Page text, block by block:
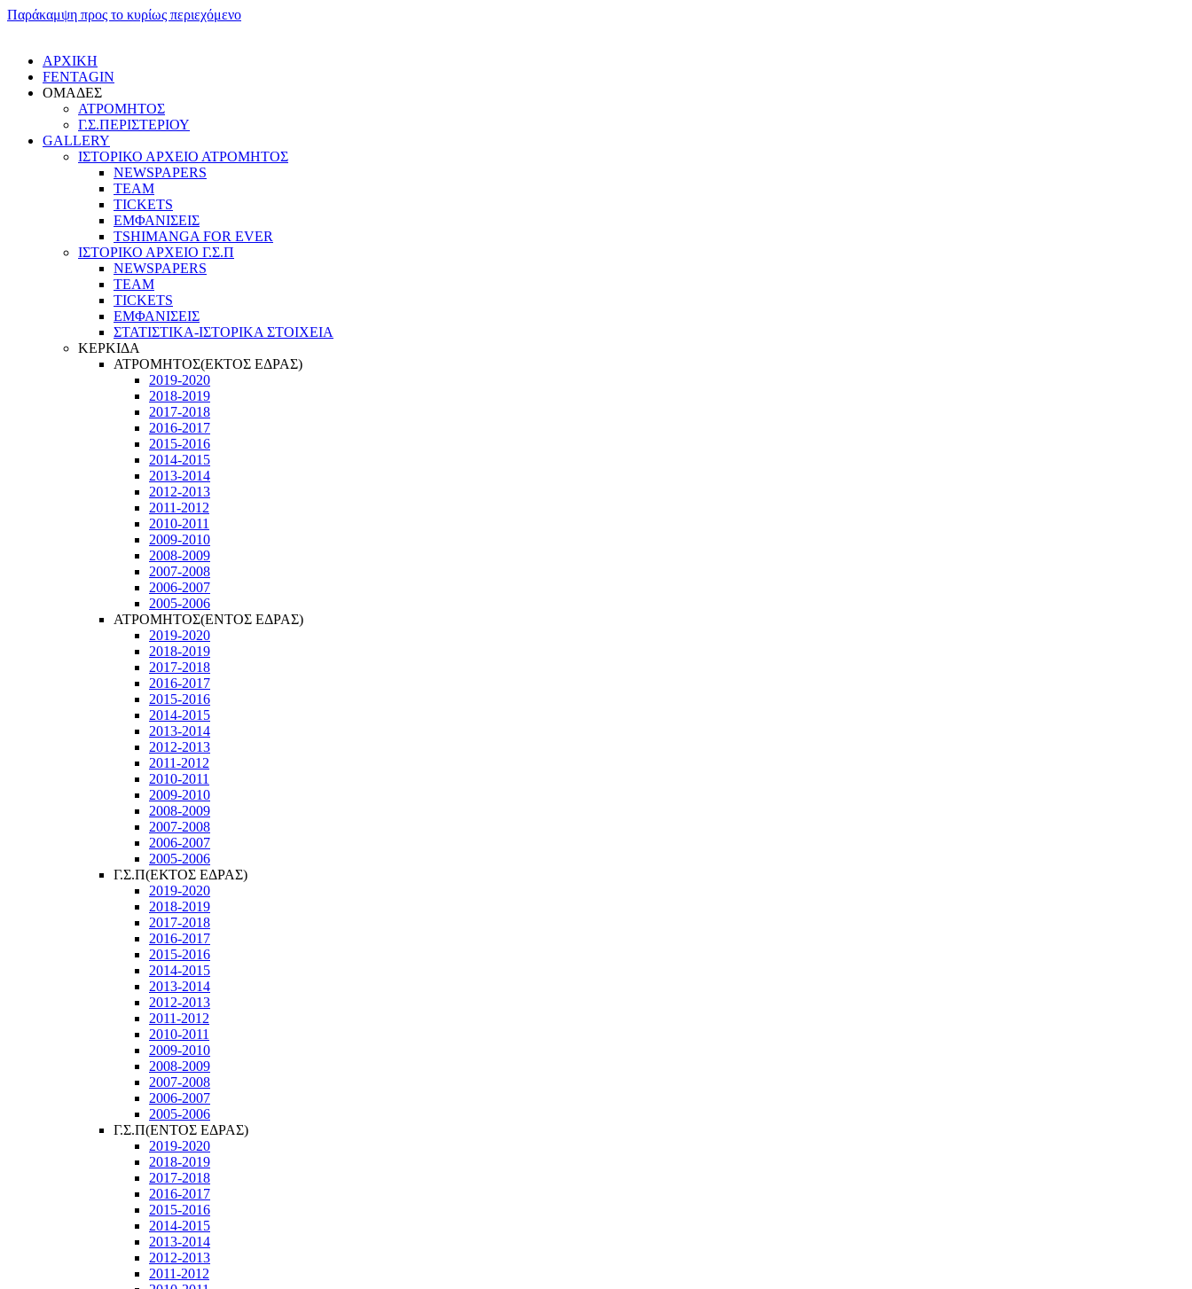
Παράκαμψη προς το κυρίως περιεχόμενο
ΑΡΧΙΚΗ
FENTAGIN
ΟΜΑΔΕΣ
ΑΤΡΟΜΗΤΟΣ
Γ.Σ.ΠEΡΙΣΤΕΡΙΟΥ
GALLERY
ΙΣΤΟΡΙΚΟ ΑΡΧΕΙΟ ΑΤΡΟΜΗΤΟΣ
NEWSPAPERS
TEAM
TICKETS
ΕΜΦΑΝΙΣΕΙΣ
TSHIMANGA FOR EVER
ΙΣΤΟΡΙΚΟ ΑΡΧΕΙΟ Γ.Σ.Π
NEWSPAPERS
TEAM
TICKETS
ΕΜΦΑΝΙΣΕΙΣ
ΣΤΑΤΙΣΤΙΚΑ-ΙΣΤΟΡΙΚΑ ΣΤΟΙΧΕΙΑ
ΚΕΡΚΙΔΑ
ΑΤΡΟΜΗΤΟΣ(ΕΚΤΟΣ ΕΔΡΑΣ)
2019-2020
2018-2019
2017-2018
2016-2017
2015-2016
2014-2015
2013-2014
2012-2013
2011-2012
2010-2011
2009-2010
2008-2009
2007-2008
2006-2007
2005-2006
ΑΤΡΟΜΗΤΟΣ(ΕΝΤΟΣ ΕΔΡΑΣ)
2019-2020
2018-2019
2017-2018
2016-2017
2015-2016
2014-2015
2013-2014
2012-2013
2011-2012
2010-2011
2009-2010
2008-2009
2007-2008
2006-2007
2005-2006
Γ.Σ.Π(ΕΚΤΟΣ ΕΔΡΑΣ)
2019-2020
2018-2019
2017-2018
2016-2017
2015-2016
2014-2015
2013-2014
2012-2013
2011-2012
2010-2011
2009-2010
2008-2009
2007-2008
2006-2007
2005-2006
Γ.Σ.Π(ΕΝΤΟΣ ΕΔΡΑΣ)
2019-2020
2018-2019
2017-2018
2016-2017
2015-2016
2014-2015
2013-2014
2012-2013
2011-2012